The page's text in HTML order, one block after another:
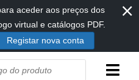
aceder aos preços dos
virtual e catálogos PDF.
Registar nova conta
⨯